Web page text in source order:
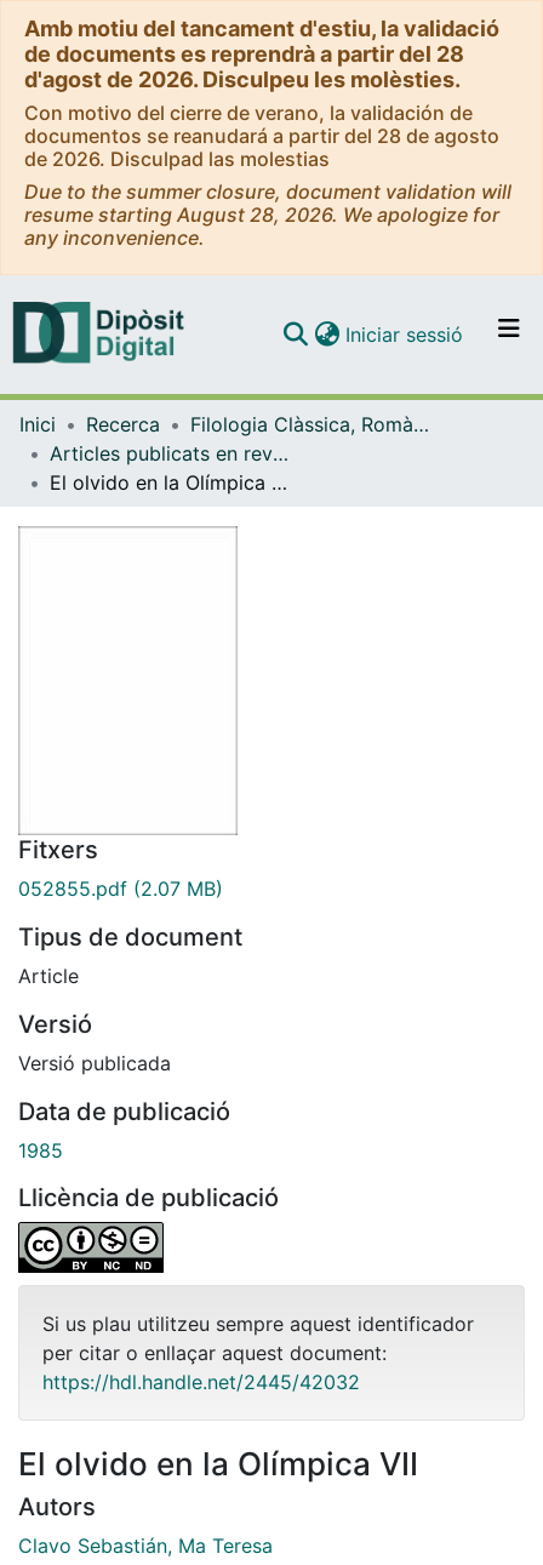
Amb motiu del tancament d'estiu, la validació
de documents es reprendrà a partir del 28
d'agost de 2026. Disculpeu les molèsties.
Con motivo del cierre de verano, la validación de
documentos se reanudará a partir del 28 de agosto
de 2026. Disculpad las molestias
Due to the summer closure, document validation will
resume starting August 28, 2026. We apologize for
any inconvenience.
Navega per tot el DD
Iniciar sessió (current)
Inici Recerca
Filologia Clàssica, Romànica i Semítica
Articles publicats en revistes (Filologia Clàssica, Romànica i Semítica)
El olvido en la Olímpica VII
Fitxers
052855.pdf (2.07 MB)
Tipus de document
Article
Versió
Versió publicada
Data de publicació
1985
Llicència de publicació
Si us plau utilitzeu sempre aquest identificador
per citar o enllaçar aquest document:
https://hdl.handle.net/2445/42032
El olvido en la Olímpica VII
Autors
Clavo Sebastián, Ma Teresa